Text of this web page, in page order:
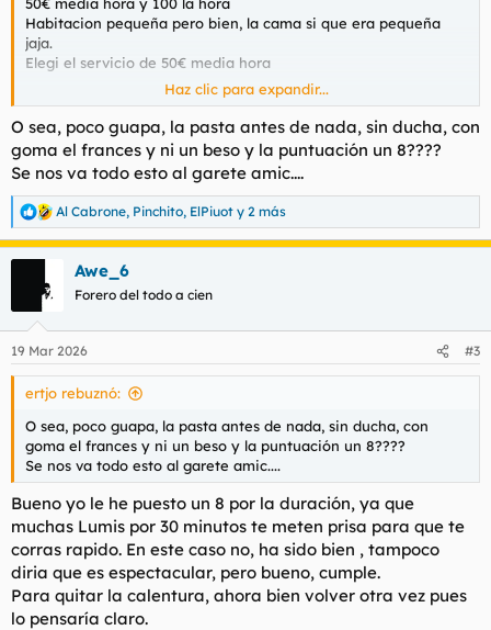
Habitacion pequeña pero bien, la cama si que era pequeña
jaja.
Elegi el servicio de 50€ media hora
Estaba en la tienda como siempre currando y derepente me
dio un calenton jaja.
Entro en ValenciaCitas y me encuentro con esta chica.
Una vez dentro me abre la puerta, chica delgadita buen
cuerpo, de cara no tanto.
Me lleva a su habitación y lo primero me pide es la
transferencia. Una vez hecho, me limpia con las toatillas
humedas y me hace un frances con condon.
Se pone a cuatro y damos accion, todo bien, posturitas
diferentes, no da besos.
El servicio fue casi 35 minutos, que no mete prisa.
Me gusto mucho su cuerpo en general, muy gelatinoso, jajaj. Ya
Acabamos el servicio, me visto y me voy.
Opinión, pues bien, puede ser que vuelva, me gusto el trato. Lo
unico malo que note es que estaba un poco incomoda, pero los
demas bien. Puede ser que la siguiente vez vaya ya tenga más
confianza conmigo.
Haz clic para expandir...
O sea, poco guapa, la pasta antes de nada, sin ducha, con
goma el frances y ni un beso y la puntuación un 8????
Se nos va todo esto al garete amic....
R
e
a
e
s
Al Cabrone, Pinchito, ElPiuot y 2 más
Awe_6
Forero del todo a cien
19 Mar 2026 #3
ertjo rebuznó:
O sea, poco guapa, la pasta antes de nada, sin ducha, con
goma el frances y ni un beso y la puntuación un 8????
Se nos va todo esto al garete amic....
Bueno yo le he puesto un 8 por la duración, ya que
muchas Lumis por 30 minutos te meten prisa para que te
corras rapido. En este caso no, ha sido bien , tampoco
diria que es espectacular, pero bueno, cumple.
Para quitar la calentura, ahora bien volver otra vez pues
lo pensaría claro.